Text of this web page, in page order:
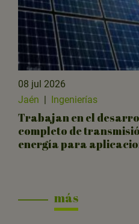
08 jul 2026
Jaén | Ingenierías
Trabajan en el
completo de
energía para
más